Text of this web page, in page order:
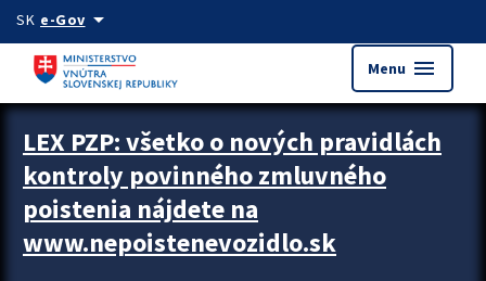
Preskocit na hlavný obsah
SK e-Govarrow_drop_down
Menu menu
Zastavit automatický posun upútavok
LEX PZP: všetko o nových pravidlách
kontroly povinného zmluvného
poistenia nájdete na
www.nepoistenevozidlo.sk